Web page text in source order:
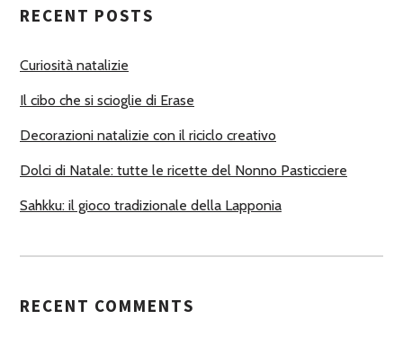
O
I
RECENT POSTS
Curiosità natalizie
Il cibo che si scioglie di Erase
Decorazioni natalizie con il riciclo creativo
Dolci di Natale: tutte le ricette del Nonno Pasticciere
Sahkku: il gioco tradizionale della Lapponia
RECENT COMMENTS